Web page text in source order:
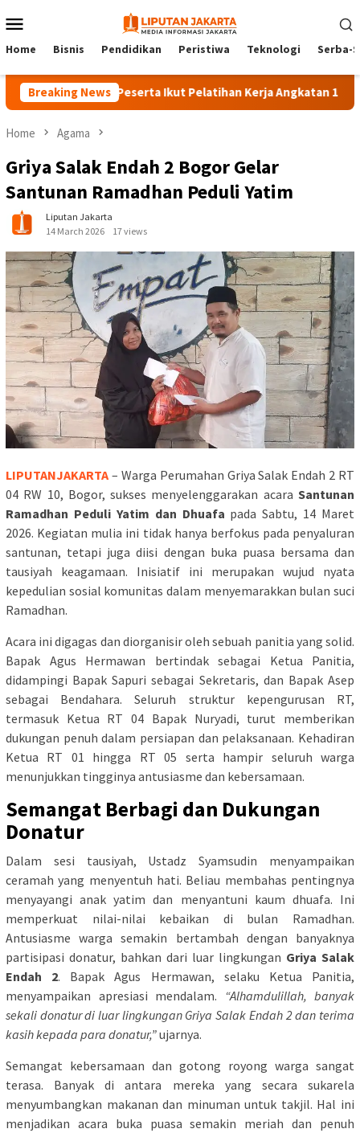
to
Menu
Home Bisnis Pendidikan Peristiwa Teknologi Serba-
Breaking News
140 Peserta Ikut Pelatihan Kerja Angkatan 1 di PPKD
Home Agama
Griya Salak Endah 2 Bogor Gelar
Santunan Ramadhan Peduli Yatim
Liputan Jakarta
14 March 2026
17 views
LIPUTANJAKARTA – Warga Perumahan Griya Salak Endah 2 RT
04 RW 10, Bogor, sukses menyelenggarakan acara Santunan
Ramadhan Peduli Yatim dan Dhuafa pada Sabtu, 14 Maret
2026. Kegiatan mulia ini tidak hanya berfokus pada penyaluran
santunan, tetapi juga diisi dengan buka puasa bersama dan
tausiyah keagamaan. Inisiatif ini merupakan wujud nyata
kepedulian sosial komunitas dalam menyemarakkan bulan suci
Ramadhan.
Acara ini digagas dan diorganisir oleh sebuah panitia yang solid.
Bapak Agus Hermawan bertindak sebagai Ketua Panitia,
didampingi Bapak Sapuri sebagai Sekretaris, dan Bapak Asep
sebagai Bendahara. Seluruh struktur kepengurusan RT,
termasuk Ketua RT 04 Bapak Nuryadi, turut memberikan
dukungan penuh dalam persiapan dan pelaksanaan. Kehadiran
Ketua RT 01 hingga RT 05 serta hampir seluruh warga
menunjukkan tingginya antusiasme dan kebersamaan.
Semangat Berbagi dan Dukungan
Donatur
Dalam sesi tausiyah, Ustadz Syamsudin menyampaikan
ceramah yang menyentuh hati. Beliau membahas pentingnya
menyayangi anak yatim dan menyantuni kaum dhuafa. Ini
memperkuat nilai-nilai kebaikan di bulan Ramadhan.
Antusiasme warga semakin bertambah dengan banyaknya
partisipasi donatur, bahkan dari luar lingkungan Griya Salak
Endah 2. Bapak Agus Hermawan, selaku Ketua Panitia,
menyampaikan apresiasi mendalam.
“Alhamdulillah, banyak
sekali donatur di luar lingkungan Griya Salak Endah 2 dan terima
kasih kepada para donatur,”ujarnya.
Semangat kebersamaan dan gotong royong warga sangat
terasa. Banyak di antara mereka yang secara sukarela
menyumbangkan makanan dan minuman untuk takjil. Hal ini
menjadikan acara buka puasa semakin meriah dan penuh